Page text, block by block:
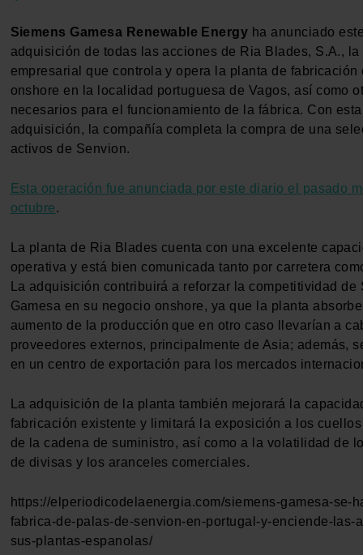
Siemens Gamesa Renewable Energy ha anunciado
adquisición de todas las acciones de Ria Blades, S.A., la
empresarial que controla y opera la planta de fabricación
onshore en la localidad portuguesa de Vagos, así como
necesarios para el funcionamiento de la fábrica. Con esta
adquisición, la compañía completa la compra de una
activos de Senvion.
Esta operación fue anunciada por este diario el pasado
octubre.
La planta de Ria Blades cuenta con una excelente
operativa y está bien comunicada tanto por carretera
La adquisición contribuirá a reforzar la competitividad de
Gamesa en su negocio onshore, ya que la planta
aumento de la producción que en otro caso llevarían a
proveedores externos, principalmente de Asia; además,
en un centro de exportación para los mercados
La adquisición de la planta también mejorará la
fabricación existente y limitará la exposición a los
de la cadena de suministro, así como a la volatilidad de
de divisas y los aranceles comerciales.
https://elperiodicodelaenergia.com/siemens-gamesa-se-
fabrica-de-palas-de-senvion-en-portugal-y-enciende-las-
sus-plantas-espanolas/